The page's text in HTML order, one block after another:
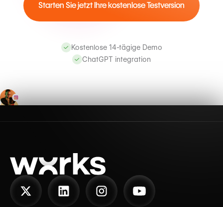
Starten Sie jetzt Ihre kostenlose Testversion
Kostenlose 14-tägige Demo
ChatGPT integration